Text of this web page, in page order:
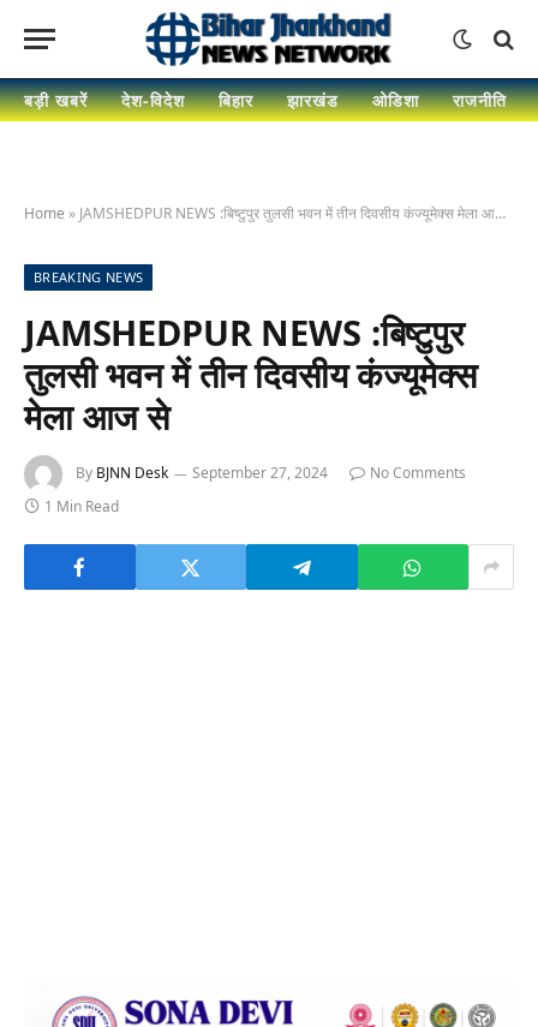
बड़ी खबरें देश-विदेश बिहार झारखंड ओडिशा राजनीति
Home » JAMSHEDPUR NEWS :बिष्टुपुर तुलसी भवन में तीन दिवसीय कंज्यूमेक्स मेला आज से
BREAKING NEWS
JAMSHEDPUR NEWS :बिष्टुपुर
तुलसी भवन में तीन दिवसीय कंज्यूमेक्स
मेला आज से
By BJNN Desk September 27, 2024
No Comments
1 Min Read